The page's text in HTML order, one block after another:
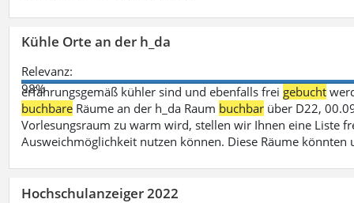
Kühle Orte an der h_da
Relevanz:
98%
erfahrungsgemäß kühler sind und ebenfalls frei gebucht
buchbare Räume an der h_da Raum buchbar über D22,
Vorlesungsraum zu warm wird, stellen wir Ihnen eine Liste
Ausweichmöglichkeit nutzen können. Diese Räume könnten
Hochschulanzeiger 2022